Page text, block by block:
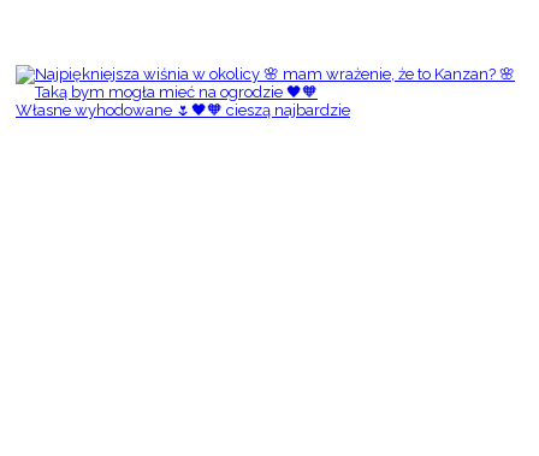
Własne wyhodowane 🌷🖤🧡 cieszą najbardzie